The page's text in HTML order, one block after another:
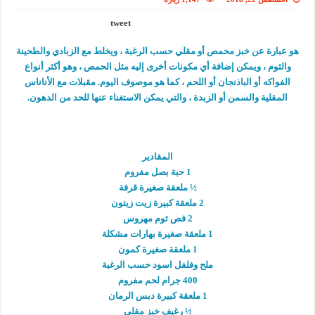
tweet
هو عبارة عن خبز محمص أو مقلي حسب الرغبة ، ويخلط مع الزبادي والطحينة
والثوم ، ويمكن إضافة أي مكونات أخرى إليه مثل الحمص ، وهو أكثر أنواع
الفواكه أو الباذنجان أو اللحم ، كما هو موصوف اليوم. مقبلات مع الأناناس
المقلية والسمن أو الزبدة ، والتي يمكن الاستغناء عنها للحد من الدهون.
المقادير
1 حبة بصل مفروم
½ ملعقة صغيرة قرفة
2 ملعقة كبيرة زيت زيتون
2 فص ثوم مهروس
1 ملعقة صغيرة بهارات مشكلة
1 ملعقة صغيرة كمون
ملح وفلفل اسود حسب الرغبة
400 جرام لحم مفروم
1 ملعقة كبيرة دبس الرمان
½ رغيف خبز مقلي